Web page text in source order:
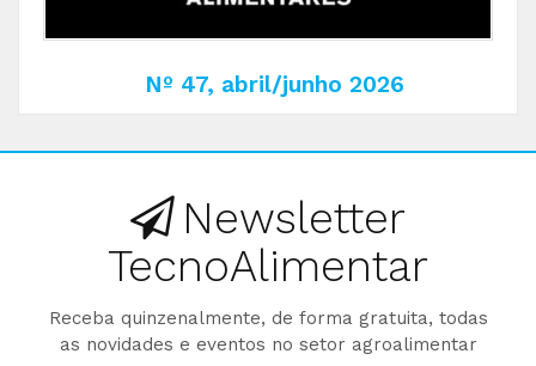
Nº 47, abril/junho 2026
Newsletter
TecnoAlimentar
Receba quinzenalmente, de forma gratuita, todas
as novidades e eventos no setor agroalimentar